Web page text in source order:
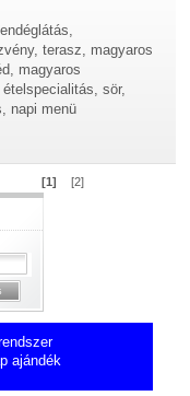
terasz, magyaros
magyaros
sör,
napi menü
[1] [2]
ajándék